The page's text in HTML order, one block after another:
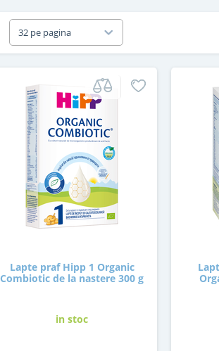
32 pe pagina
Lapte praf Hipp 1 Organic
Combiotic de la nastere 300 g
in stoc